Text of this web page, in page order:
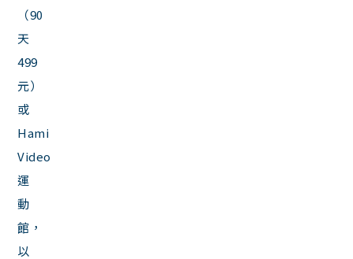
（90
天
499
元）
或
Hami
Video
運
動
館，
以